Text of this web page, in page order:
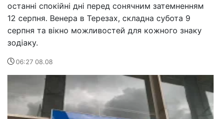
останні спокійні дні перед сонячним затемненням
12 серпня. Венера в Терезах, складна субота 9
серпня та вікно можливостей для кожного знаку
зодіаку.
06:27 08.08